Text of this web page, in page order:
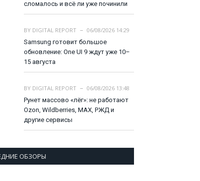
сломалось и всё ли уже починили
BY DIGITAL REPORT
06/08/2026 14:29
Samsung готовит большое
обновление: One UI 9 ждут уже 10–
15 августа
BY DIGITAL REPORT
06/08/2026 13:48
Рунет массово «лёг»: не работают
Ozon, Wildberries, MAX, РЖД и
другие сервисы
ОБЗОРЫ